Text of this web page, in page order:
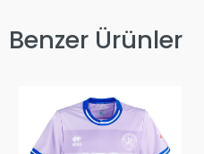
Benzer Ürünler